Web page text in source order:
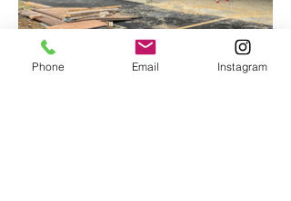
Phone Email Instagram